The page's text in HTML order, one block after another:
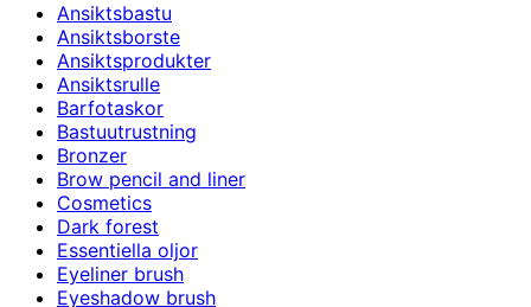
Ansiktsbastu
Ansiktsborste
Ansiktsprodukter
Ansiktsrulle
Barfotaskor
Bastuutrustning
Bronzer
Brow pencil and liner
Cosmetics
Dark forest
Essentiella oljor
Eyeliner brush
Eyeshadow brush